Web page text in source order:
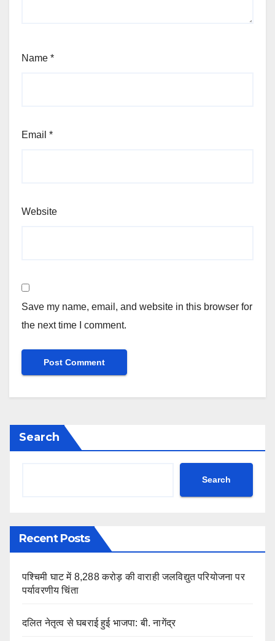
Name *
Email *
Website
Save my name, email, and website in this browser for
the next time I comment.
Search
Search
Recent Posts
पश्चिमी घाट में 8,288 करोड़ की वाराही जलविद्युत परियोजना पर
पर्यावरणीय चिंता
दलित नेतृत्व से घबराई हुई भाजपा: बी. नागेंद्र